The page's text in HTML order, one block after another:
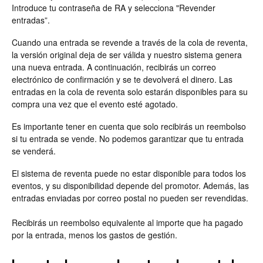
Introduce tu contraseña de RA y selecciona "Revender
entradas”.
Cuando una entrada se revende a través de la cola de reventa,
la versión original deja de ser válida y nuestro sistema genera
una nueva entrada. A continuación, recibirás un correo
electrónico de confirmación y se te devolverá el dinero. Las
entradas en la cola de reventa solo estarán disponibles para su
compra una vez que el evento esté agotado.
Es importante tener en cuenta que solo recibirás un reembolso
si tu entrada se vende. No podemos garantizar que tu entrada
se venderá.
El sistema de reventa puede no estar disponible para todos los
eventos, y su disponibilidad depende del promotor. Además, las
entradas enviadas por correo postal no pueden ser revendidas.
Recibirás un reembolso equivalente al importe que ha pagado
por la entrada, menos los gastos de gestión.